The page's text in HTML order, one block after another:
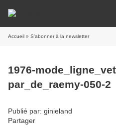
Accueil » S'abonner à la newsletter
1976-
par_de_raemy-050-2
Publié par: ginieland
Partager